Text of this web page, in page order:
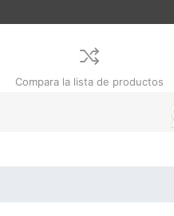
Compara la lista de productos